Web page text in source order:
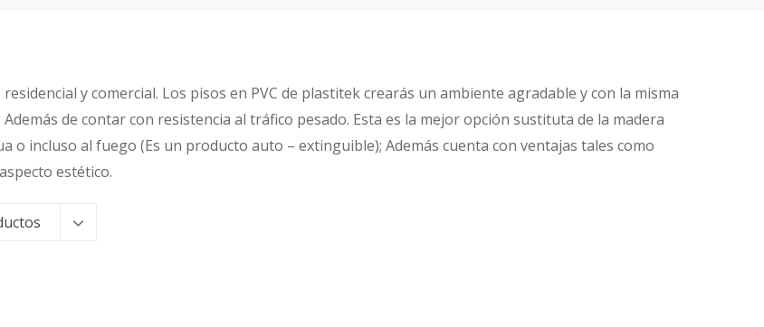
y comercial. Los pisos en PVC de plastitek crearás un ambiente agradable y con la misma
de contar con resistencia al tráfico pesado. Esta es la mejor opción sustituta de la madera
o incluso al fuego (Es un producto auto – extinguible); Además cuenta con ventajas tales como
estético.